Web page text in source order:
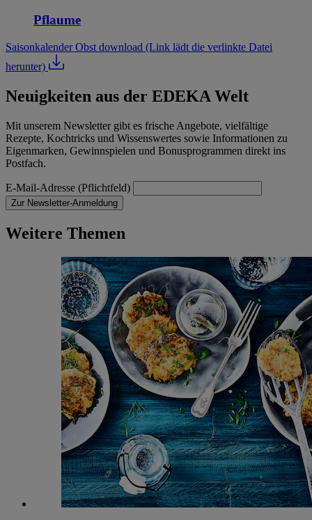
Pflaume
Saisonkalender Obst download (Link lädt die verlinkte Datei
herunter)
Neuigkeiten aus der EDEKA Welt
Mit unserem Newsletter gibt es frische Angebote, vielfältige
Rezepte, Kochtricks und Wissenswertes sowie Informationen zu
Eigenmarken, Gewinnspielen und Bonusprogrammen direkt ins
Postfach.
E-Mail-Adresse (Pflichtfeld)
Zur Newsletter-Anmeldung
Weitere Themen